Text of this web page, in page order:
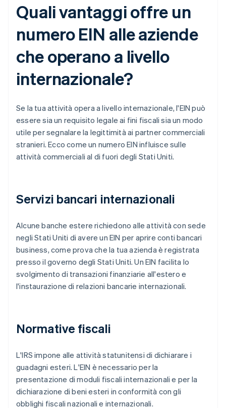
Quali vantaggi offre un
numero EIN alle aziende
che operano a livello
internazionale?
Se la tua attività opera a livello internazionale, l'EIN può
essere sia un requisito legale ai fini fiscali sia un modo
utile per segnalare la legittimità ai partner commerciali
stranieri. Ecco come un numero EIN influisce sulle
attività commerciali al di fuori degli Stati Uniti.
Servizi bancari internazionali
Alcune banche estere richiedono alle attività con sede
negli Stati Uniti di avere un EIN per aprire conti bancari
business, come prova che la tua azienda è registrata
presso il governo degli Stati Uniti. Un EIN facilita lo
svolgimento di transazioni finanziarie all'estero e
l'instaurazione di relazioni bancarie internazionali.
Normative fiscali
L'IRS impone alle attività statunitensi di dichiarare i
guadagni esteri. L'EIN è necessario per la
presentazione di moduli fiscali internazionali e per la
dichiarazione di beni esteri in conformità con gli
obblighi fiscali nazionali e internazionali.